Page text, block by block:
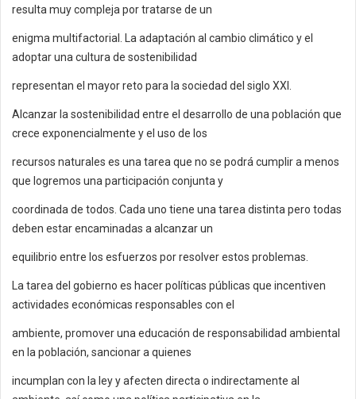
resulta muy compleja por tratarse de un
enigma multifactorial. La adaptación al cambio climático y el
adoptar una cultura de sostenibilidad
representan el mayor reto para la sociedad del siglo XXI.
Alcanzar la sostenibilidad entre el desarrollo de una población que
crece exponencialmente y el uso de los
recursos naturales es una tarea que no se podrá cumplir a menos
que logremos una participación conjunta y
coordinada de todos. Cada uno tiene una tarea distinta pero todas
deben estar encaminadas a alcanzar un
equilibrio entre los esfuerzos por resolver estos problemas.
La tarea del gobierno es hacer políticas públicas que incentiven
actividades económicas responsables con el
ambiente, promover una educación de responsabilidad ambiental
en la población, sancionar a quienes
incumplan con la ley y afecten directa o indirectamente al